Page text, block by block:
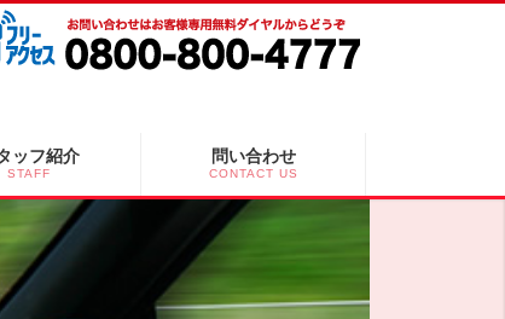
ッフ紹介
STAFF
問い合わせ
CONTACT US